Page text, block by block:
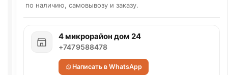
по наличию, самовывозу и заказу.
4 микрорайон дом 24
+7479588478
Написать в WhatsApp